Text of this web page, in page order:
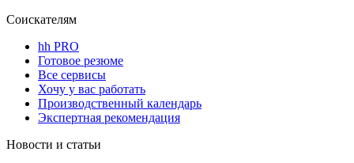
Соискателям
hh PRO
Готовое резюме
Все сервисы
Хочу у вас работать
Производственный календарь
Экспертная рекомендация
Новости и статьи